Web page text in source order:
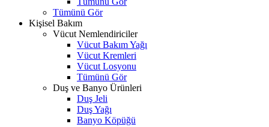
Tümünü Gör
Kişisel Bakım
Vücut Nemlendiriciler
Vücut Bakım Yağı
Vücut Kremleri
Vücut Losyonu
Tümünü Gör
Duş ve Banyo Ürünleri
Duş Jeli
Duş Yağı
Banyo Köpüğü